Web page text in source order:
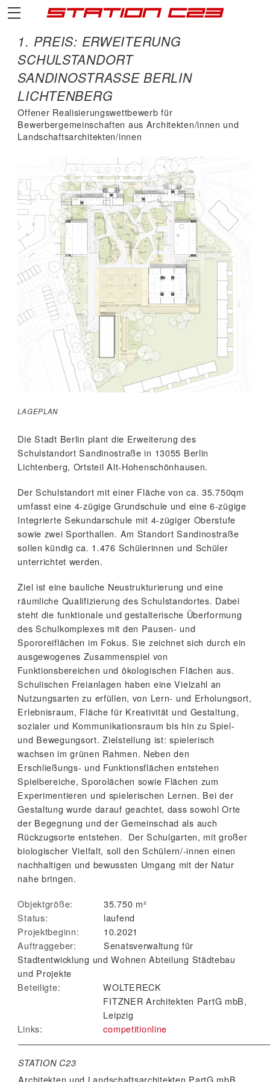
1. PREIS: ERWEITERUNG
SCHULSTANDORT
SANDINOSTRASSE BERLIN L
ICHTENBERG
Offener Realisierungswettbewerb für
Bewerbergemeinschaften aus Architekten/innen und
Landschaftsarchitekten/innen
LAGEPLAN
Die Stadt Berlin plant die Erweiterung des
Schulstandort Sandinostraße in 13055 Berlin
Lichtenberg, Ortsteil Alt-Hohenschönhausen.
Der Schulstandort mit einer Fläche von ca. 35.750qm
umfasst eine 4-zügige Grundschule und eine 6-zügige
Integrierte Sekundarschule mit 4-zügiger Oberstufe
sowie zwei Sporthallen. Am Standort Sandinostraße
sollen kündig ca. 1.476 Schülerinnen und Schüler
unterrichtet werden.
Ziel ist eine bauliche Neustrukturierung und eine
räumliche Qualifizierung des Schulstandortes. Dabei
steht die funktionale und gestalterische Überformung
des Schulkomplexes mit den Pausen- und
Spororeiflächen im Fokus. Sie zeichnet sich durch ein
ausgewogenes Zusammenspiel von
Funktionsbereichen und ökologischen Flächen aus.
Schulischen Freianlagen haben eine Vielzahl an
Nutzungsarten zu erfüllen, von Lern- und Erholungsort,
Erlebnisraum, Fläche für Kreativität und Gestaltung,
sozialer und Kommunikationsraum bis hin zu Spiel-
und Bewegungsort. Zielstellung ist: spielerisch
wachsen im grünen Rahmen. Neben den
Erschließungs- und Funktionsflächen entstehen
Spielbereiche, Sporolächen sowie Flächen zum
Experimentieren und spielerischen Lernen. Bei der
Gestaltung wurde darauf geachtet, dass sowohl Orte
der Begegnung und der Gemeinschad als auch
Rückzugsorte entstehen. Der Schulgarten, mit großer
biologischer Vielfalt, soll den Schülern/-innen einen
nachhaltigen und bewussten Umgang mit der Natur
nahe bringen.
Objektgröße:
35.750 m²
Status:
laufend
Projektbeginn:
10.2021
Auftraggeber:
Senatsverwaltung für
Stadtentwicklung und Wohnen Abteilung Städtebau
und Projekte
Beteiligte:
WOLTERECK
FITZNER Architekten PartG mbB,
Leipzig
Links:
competitionline
STATION C23
Architekten und Landschaftsarchitekten PartG mbB